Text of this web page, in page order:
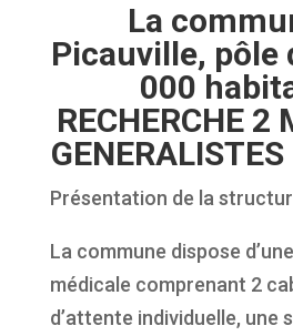
La
Picauville, pôle
000
RECHERCHE 2
Présentation de la
La commune dispose
médicale comprenant 2
d’attente individuelle, une